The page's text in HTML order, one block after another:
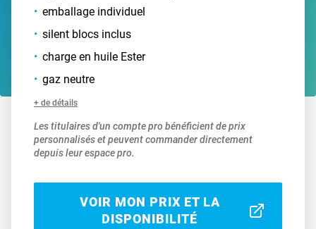
emballage individuel
silent blocs inclus
charge en huile Ester
gaz neutre
+ de détails
Les titulaires d'un compte pro bénéficient de prix
personnalisés et peuvent commander directement
depuis leur espace pro.
VOIR MON PRIX ET LA
DISPONIBILITÉ